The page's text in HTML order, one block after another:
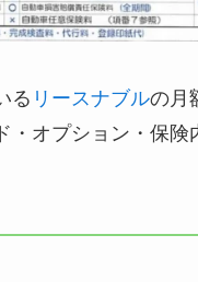
る リースナブルの月
・オプション・保険